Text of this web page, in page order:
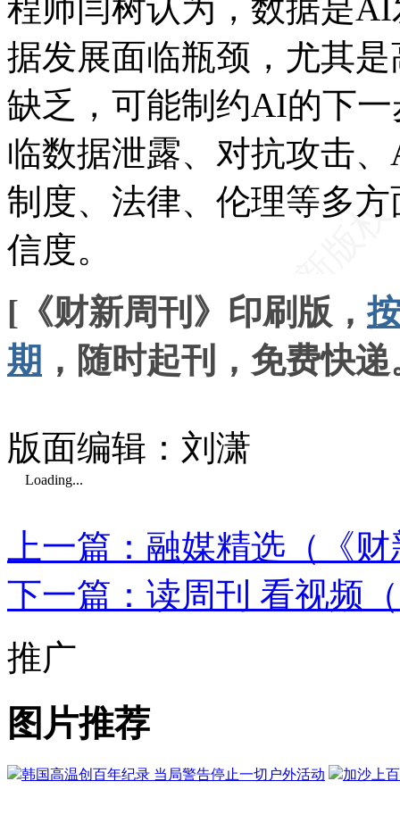
程师闫树认为，数据是
据发展面临瓶颈，尤其
缺乏，可能制约AI的下
临数据泄露、对抗攻击
制度、法律、伦理等多
信度。
[《财新周刊》印刷版，
期 ，随时起刊，免费快
版面编辑：刘潇
Loading...
上一篇：融媒精选（《
下一篇：读周刊 看视频
推广
图片推荐
韩国高温创百年纪录 当局警告停止一切户外活动 加沙上